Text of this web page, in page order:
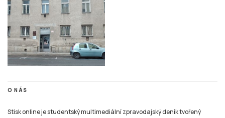
O NÁS
Stisk online je studentský multimediální zpravodajský deník tvořený